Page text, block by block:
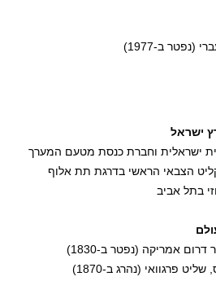
ישראל
פרקליט הצבאי הראשי בדרגת תת אלוף
בתל אביב